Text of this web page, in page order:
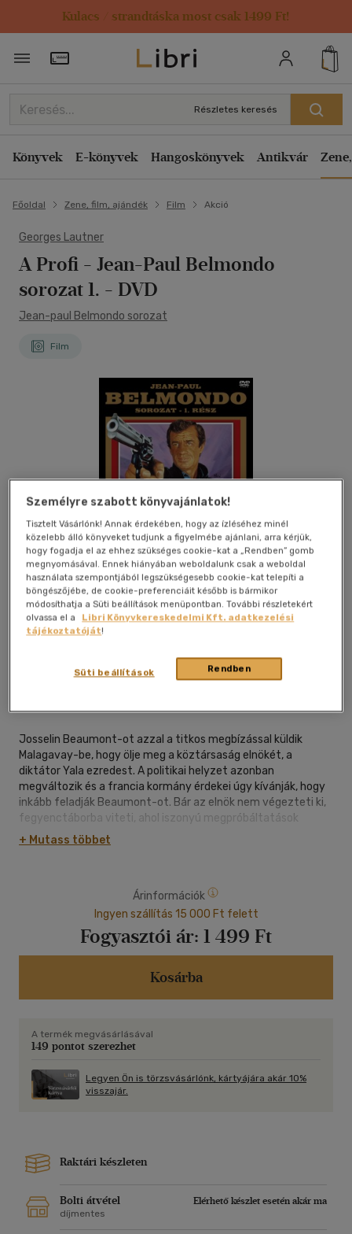
Kulacs / strandtáska most csak 1499 Ft!
Törzsvásárlói Kártya adatai
Részletes keresés
Könyvek E-könyvek Hangoskönyvek Antikvár
Főoldal Zene, film, ajándék Film Akció
Georges Lautner
A Profi - Jean-Paul Belmondo
sorozat 1. - DVD
Jean-paul Belmondo sorozat
Film
Josselin Beaumont-ot azzal a titkos megbízással küldik
Malagavay-be, hogy ölje meg a köztársaság elnökét, a
diktátor Yala ezredest. A politikai helyzet azonban
megváltozik és a francia kormány érdekei úgy kívánják, hogy
inkább feladják Beaumont-ot. Bár az elnök nem végezteti ki,
fegyenctáborba viteti, ahol iszonyú megpróbáltatások
várnak rá. Két év elteltével azonban sikerül megszöknie.
Visszatér a francia fővárosba, hogy küldetését Yala ezredes
megakadályozza a merényletet, Beaumont egy lépéssel
mindig előttük jár, állandóan kicsúszik a kezükből.
12 éven aluliak számára nem ajánlott. - NFT/1371/2014
+ Mutass többet
Árinformációk
Ingyen szállítás 15 000 Ft felett
Fogyasztói ár: 1 499 Ft
Kosárba
A termék megvásárlásával
149 pontot szerezhet
Legyen Ön is törzsvásárlónk, kártyájára akár 10%
visszajár.
Raktári készleten
Bolti átvétel
Elérhető készlet esetén akár ma
díjmentes
Személyre szabott könyvajánlatok!
Tisztelt Vásárlónk! Annak érdekében, hogy az ízléséhez minél
közelebb álló könyveket tudjunk a figyelmébe ajánlani, arra kérjük,
hogy fogadja el az ehhez szükséges cookie-kat a „Rendben” gomb
megnyomásával. Ennek hiányában weboldalunk csak a weboldal
használata szempontjából legszükségesebb cookie-kat telepíti a
böngészőjébe, de cookie-preferenciáit később is bármikor
módosíthatja a Süti beállítások menüpontban. További részletekért
olvassa el a
Libri Könyvkereskedelmi Kft. adatkezelési
tájékoztatóját!
Rendben
Süti beállítások